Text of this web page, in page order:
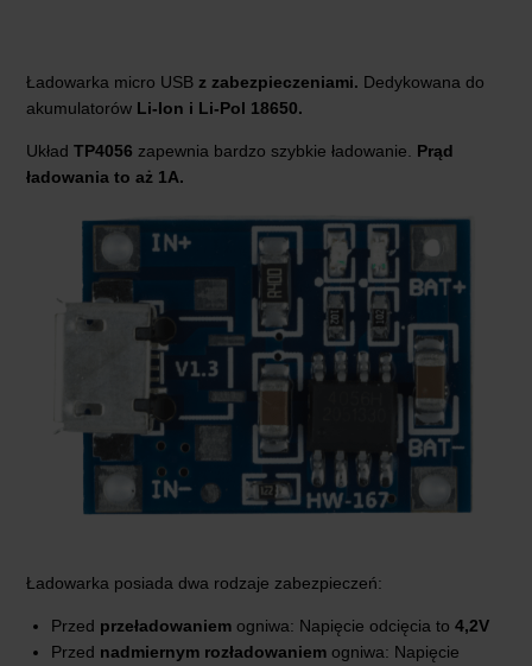
Ładowarka micro USB z zabezpieczeniami. Dedykowana do
akumulatorów Li-Ion i Li-Pol 18650.
Układ TP4056 zapewnia bardzo szybkie ładowanie. Prąd
ładowania to aż 1A.
Ładowarka posiada dwa rodzaje zabezpieczeń:
Przed przeładowaniem ogniwa: Napięcie odcięcia to 4,2V
Przed nadmiernym rozładowaniem ogniwa: Napięcie